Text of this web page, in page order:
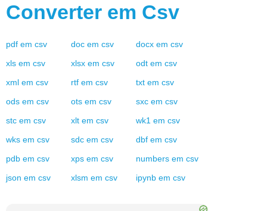
Converter em Csv
pdf em csv doc em csv docx em csv
xls em csv xlsx em csv odt em csv
xml em csv rtf em csv txt em csv
ods em csv ots em csv sxc em csv
stc em csv xlt em csv wk1 em csv
wks em csv sdc em csv dbf em csv
pdb em csv xps em csv numbers em csv
json em csv xlsm em csv ipynb em csv